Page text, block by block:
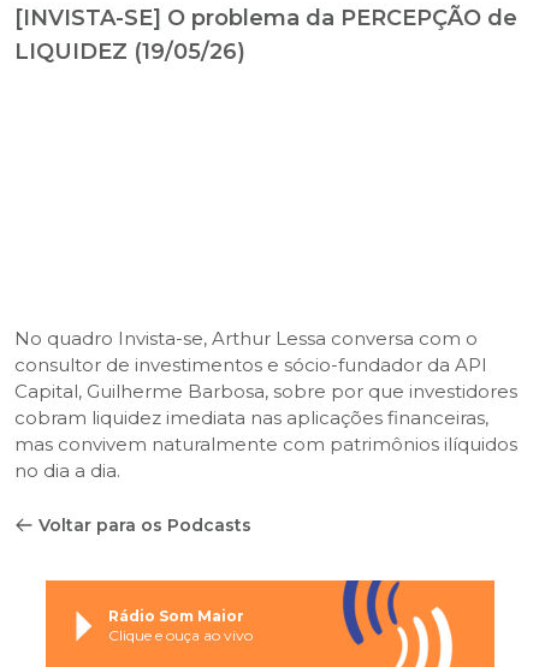
[INVISTA-SE] O problema da PERCEPÇÃO de
LIQUIDEZ (19/05/26)
No quadro Invista-se, Arthur Lessa conversa com o
consultor de investimentos e sócio-fundador da API
Capital, Guilherme Barbosa, sobre por que investidores
cobram liquidez imediata nas aplicações financeiras,
mas convivem naturalmente com patrimônios ilíquidos
no dia a dia.
Voltar para os Podcasts
Rádio Som Maior
Clique e ouça ao vivo